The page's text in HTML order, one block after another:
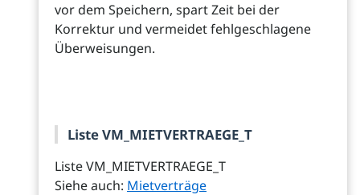
vor dem Speichern, spart Zeit bei der
Korrektur und vermeidet fehlgeschlagene
Überweisungen.
Liste VM_MIETVERTRAEGE_T
Liste VM_MIETVERTRAEGE_T
Siehe auch: Mietverträge